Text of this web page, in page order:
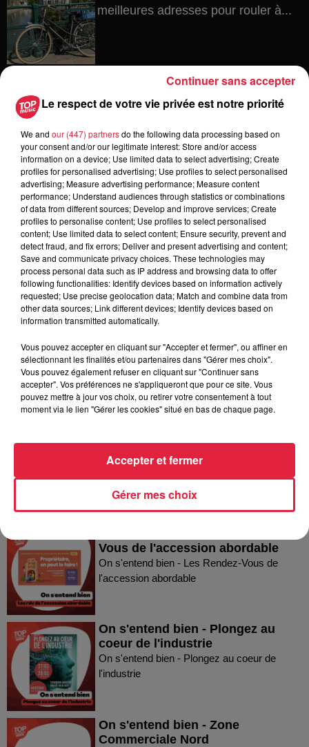
meilleures adresses pour rouler à...
Bischheim : disparition d’une
adolescente de 16 ans
4 août 2026
Muttersholtz : après SensoRied,
voilà BotaRied
3 août 2026
Éclipse solaire le 12 août : où et
comment observer ce spectacle en...
Dans la même série
On s'entend bien - la Ligue contre le Cancer
du Bas-Rhin
Vous de l'accession abordable
On s'entend bien - Les Rendez-Vous de
l'accession abordable
On s'entend bien - Plongez au
coeur de l'industrie
On s'entend bien - Plongez au coeur de
l'industrie
On s'entend bien - Zone
Commerciale Nord
Le respect de votre vie privée est notre priorité
We and our (447) partnersdo the following data processing based on
your consent and/or our legitimate interest: Store and/or access
information on a device; Use limited data to select advertising; Create
profiles for personalised advertising; Use profiles to select personalised
advertising; Measure advertising performance; Measure content
performance; Understand audiences through statistics or combinations
of data from different sources; Develop and improve services; Create
profiles to personalise content; Use profiles to select personalised
content; Use limited data to select content; Ensure security, prevent and
detect fraud, and fix errors; Deliver and present advertising and content;
Save and communicate privacy choices. These technologies may
process personal data such as IP address and browsing data to offer
following functionalities: Identify devices based on information actively
requested; Use precise geolocation data; Match and combine data from
other data sources; Link different devices; Identify devices based on
information transmitted automatically.
Vous pouvez accepter en cliquant sur "Accepter et fermer", ou affiner en
sélectionnant les finalités et/ou partenaires dans "Gérer mes choix".
Vous pouvez également refuser en cliquant sur "Continuer sans
accepter". Vos préférences ne s'appliqueront que pour ce site. Vous
pouvez mettre à jour vos choix, ou retirer votre consentement à tout
moment via le lien "Gérer les cookies" situé en bas de chaque page.
Gérer mes choix
Accepter et fermer
Continuer sans accepter